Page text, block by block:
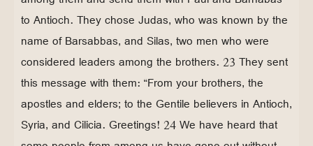
to Antioch. They chose Judas, who was known by the
name of Barsabbas, and Silas, two men who were
considered leaders among the brothers. 23 They sent
this message with them: “From your brothers, the
apostles and elders; to the Gentile believers in Antioch,
Syria, and Cilicia. Greetings! 24 We have heard that